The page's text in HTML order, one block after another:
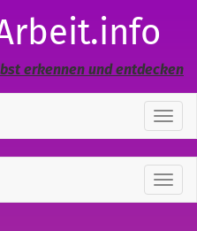
erkennen und entdecken